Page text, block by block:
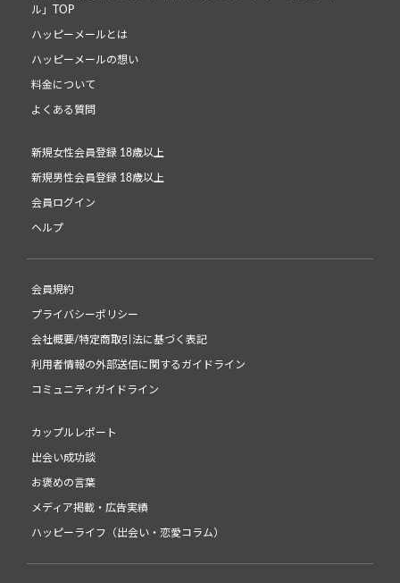
ル」TOP
ハッピーメールとは
ハッピーメールの想い
料金について
よくある質問
新規女性会員登録 18歳以上
新規男性会員登録 18歳以上
会員ログイン
ヘルプ
会員規約
プライバシーポリシー
会社概要/特定商取引法に基づく表記
利用者情報の外部送信に関するガイドライン
コミュニティガイドライン
カップルレポート
出会い成功談
お褒めの言葉
メディア掲載・広告実績
ハッピーライフ（出会い・恋愛コラム）